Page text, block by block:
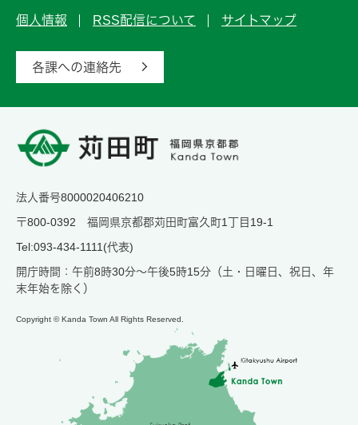
個人情報 RSS配信について サイトマップ
各課への連絡先
法人番号8000020406210
〒800-0392 福岡県京都郡苅田町富久町1丁目19-1
Tel:093-434-1111(代表)
開庁時間：午前8時30分～午後5時15分（土・日曜日、祝日、年
末年始を除く）
Copyright © Kanda Town All Rights Reserved.